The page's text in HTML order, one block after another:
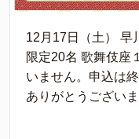
12月17日（土） 早
限定20名 歌舞伎座
いません。申込は
ありがとうございま